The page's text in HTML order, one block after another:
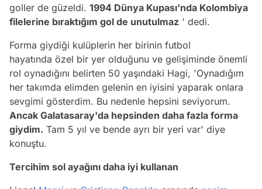
goller de güzeldi. 1994 Dünya Kupası'nda Kolombiya
filelerine bıraktığım gol de unutulmaz ' dedi.
Forma giydiği kulüplerin her birinin futbol
hayatında özel bir yer olduğunu ve gelişiminde önemli
rol oynadığını belirten 50 yaşındaki Hagi, 'Oynadığım
her takımda elimden gelenin en iyisini yaparak onlara
sevgimi gösterdim. Bu nedenle hepsini seviyorum.
Ancak Galatasaray'da hepsinden daha fazla forma
giydim. Tam 5 yıl ve bende ayrı bir yeri var' diye
konuştu.
Tercihim sol ayağını daha iyi kullanan